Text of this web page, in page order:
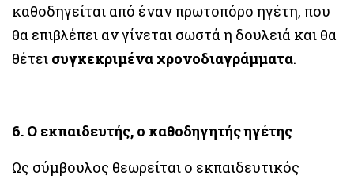
καθοδηγείται από έναν πρωτοπόρο ηγέτη, που
θα επιβλέπει αν γίνεται σωστά η δουλειά και θα
θέτει συγκεκριμένα χρονοδιαγράμματα.
6. Ο εκπαιδευτής, ο καθοδηγητής ηγέτης
Ως σύμβουλος θεωρείται ο εκπαιδευτικός